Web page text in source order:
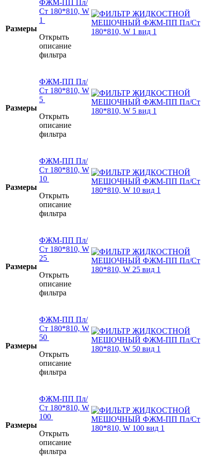
Размеры
ФЖМ-ПП Пл/
Ст 180*810, W
1
Открыть
описание
фильтра
Размеры
ФЖМ-ПП Пл/
Ст 180*810, W
5
Открыть
описание
фильтра
Размеры
ФЖМ-ПП Пл/
Ст 180*810, W
10
Открыть
описание
фильтра
Размеры
ФЖМ-ПП Пл/
Ст 180*810, W
25
Открыть
описание
фильтра
Размеры
ФЖМ-ПП Пл/
Ст 180*810, W
50
Открыть
описание
фильтра
Размеры
ФЖМ-ПП Пл/
Ст 180*810, W
100
Открыть
описание
фильтра